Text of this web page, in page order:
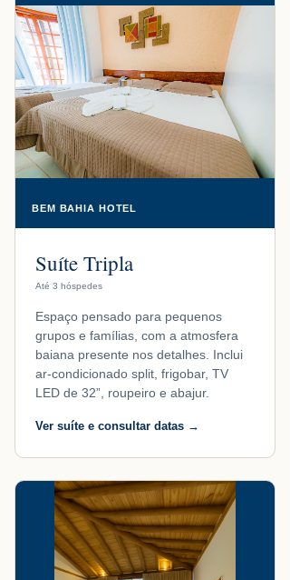
BEM BAHIA HOTEL
Suíte Tripla
Até 3 hóspedes
Espaço pensado para pequenos
grupos e famílias, com a atmosfera
baiana presente nos detalhes. Inclui
ar-condicionado split, frigobar, TV
LED de 32”, roupeiro e abajur.
Ver suíte e consultar datas →